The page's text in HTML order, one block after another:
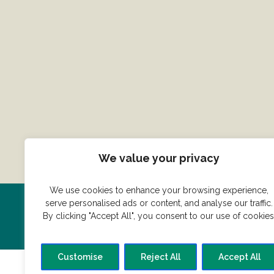
We value your privacy
We use cookies to enhance your browsing experience,
serve personalised ads or content, and analyse our traffic.
By clicking "Accept All", you consent to our use of
Customise Reject All Accept All
Har du en konge ret du vil